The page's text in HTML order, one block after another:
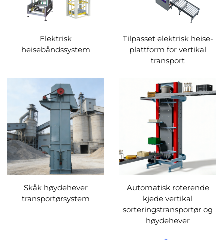
Elektrisk
heisebåndssystem
Tilpasset elektrisk heise­
plattform for vertikal
transport
Skåk høydehever
transportørsystem
Automatisk roterende
kjede vertikal
sorteringstransportør og
høydehever